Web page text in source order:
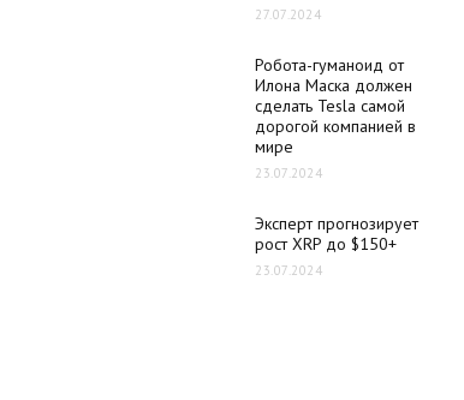
27.07.2024
Робота-гуманоид от
Илона Маска должен
сделать Tesla самой
дорогой компанией в
мире
23.07.2024
Эксперт прогнозирует
рост XRP до $150+
23.07.2024